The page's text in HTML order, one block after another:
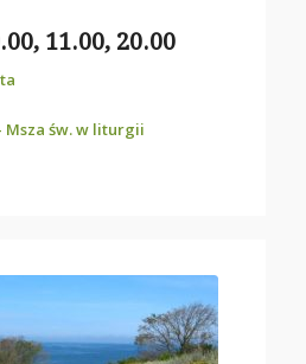
11.00, 20.00
Msza św. w liturgii